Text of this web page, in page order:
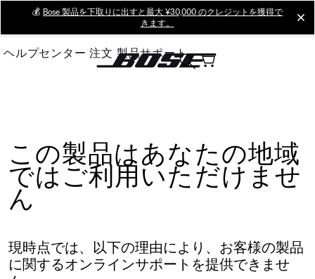
Main
💰 Bose 製品を下取りに出すと最大 ¥30,000 のクレジットを獲得で
きます。
ヘルプセンター 注文 製品サポート
この製品はあなたの地域
ではご利用いただけませ
ん
現時点では、以下の理由により、お客様の製品
に関するオンラインサポートを提供できませ